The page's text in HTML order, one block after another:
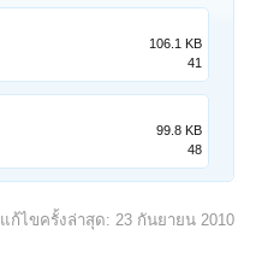
106.1 KB
41
99.8 KB
48
แก้ไขครั้งล่าสุด: 23 กันยายน 2010